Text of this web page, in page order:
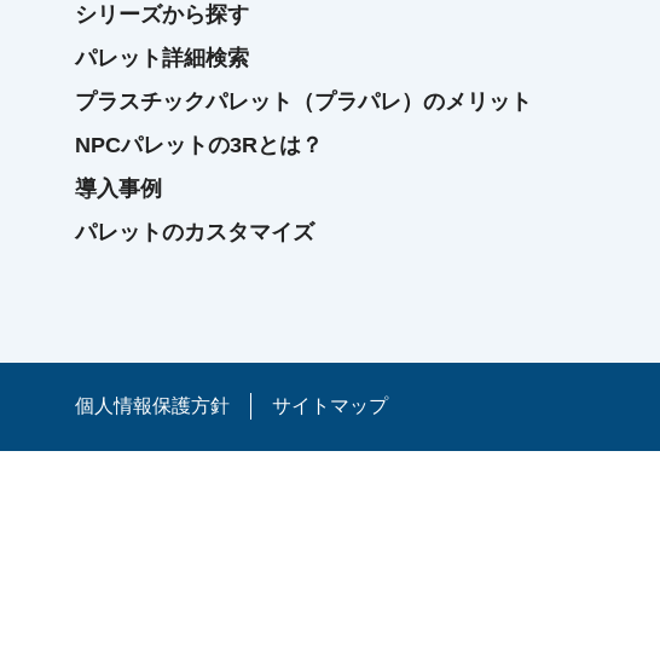
シリーズから探す
パレット詳細検索
プラスチックパレット（プラパレ）のメリット
NPCパレットの3Rとは？
導入事例
パレットのカスタマイズ
個人情報保護方針 サイトマップ